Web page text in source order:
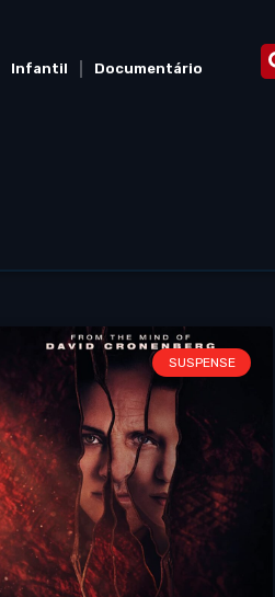
Infantil Documentário
SUSPENSE